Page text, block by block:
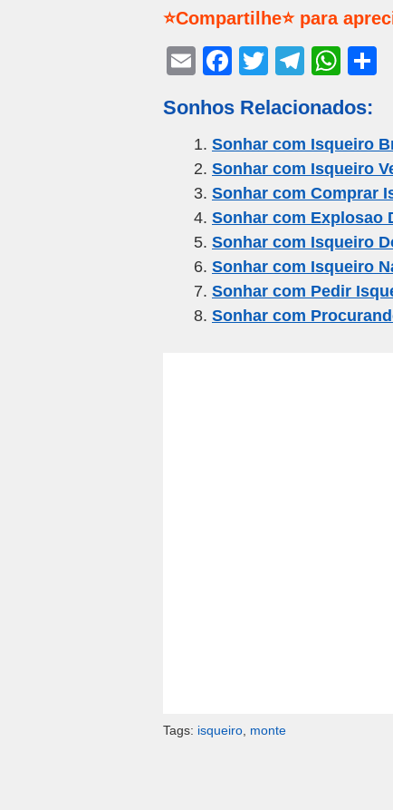
⭐Compartilhe⭐ para
E
ail
F
c
e
b
o
o
k
T
tt
er
T
e
gr
a
m
W
at
s
A
p
p
e
Sonhos Relacionados:
Sonhar com Isqueiro
Sonhar com Isqueiro
Sonhar com Comprar
Sonhar com Explosao
Sonhar com Isqueiro
Sonhar com Isqueiro
Sonhar com Pedir
Sonhar com
Tags: isqueiro monte